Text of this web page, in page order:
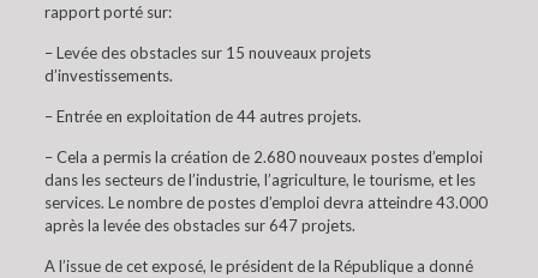
rapport porté sur:
– Levée des obstacles sur 15 nouveaux projets
d’investissements.
– Entrée en exploitation de 44 autres projets.
– Cela a permis la création de 2.680 nouveaux postes d’emploi
dans les secteurs de l’industrie, l’agriculture, le tourisme, et les
services. Le nombre de postes d’emploi devra atteindre 43.000
après la levée des obstacles sur 647 projets.
A l’issue de cet exposé, le président de la République a donné